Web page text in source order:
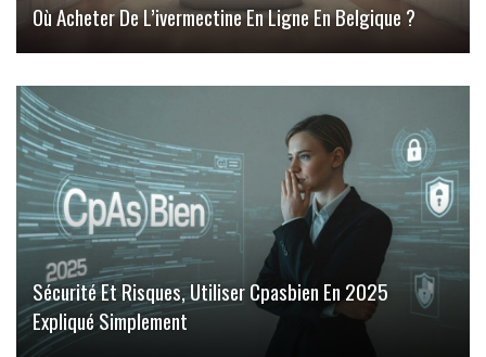
Où Acheter De L’ivermectine En Ligne En Belgique ?
Sécurité Et Risques, Utiliser Cpasbien En 2025
Expliqué Simplement